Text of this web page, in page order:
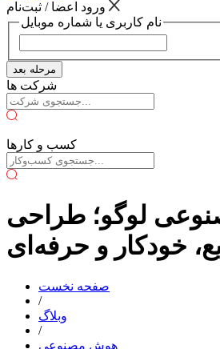
نام کاربری یا شماره موبایل
مرحله بعد
شرکت ها
کسب و کارها
لوگو؛ طراحی
خودکار و حرفه‌ای
صفحه نخست
/
وبلاگ
/
هوش مصنوعی